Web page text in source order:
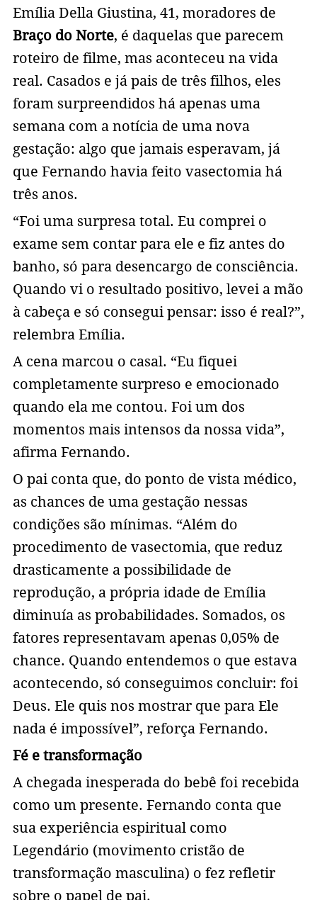
Emília Della Giustina, 41, moradores de
Braço do Norte, é daquelas que parecem
roteiro de filme, mas aconteceu na vida
real. Casados e já pais de três filhos, eles
foram surpreendidos há apenas uma
semana com a notícia de uma nova
gestação: algo que jamais esperavam, já
que Fernando havia feito vasectomia há
três anos.
“Foi uma surpresa total. Eu comprei o
exame sem contar para ele e fiz antes do
banho, só para desencargo de consciência.
Quando vi o resultado positivo, levei a mão
à cabeça e só consegui pensar: isso é real?”,
relembra Emília.
A cena marcou o casal. “Eu fiquei
completamente surpreso e emocionado
quando ela me contou. Foi um dos
momentos mais intensos da nossa vida”,
afirma Fernando.
O pai conta que, do ponto de vista médico,
as chances de uma gestação nessas
condições são mínimas. “Além do
procedimento de vasectomia, que reduz
drasticamente a possibilidade de
reprodução, a própria idade de Emília
diminuía as probabilidades. Somados, os
fatores representavam apenas 0,05% de
chance. Quando entendemos o que estava
acontecendo, só conseguimos concluir: foi
Deus. Ele quis nos mostrar que para Ele
nada é impossível”, reforça Fernando.
Fé e transformação
A chegada inesperada do bebê foi recebida
como um presente. Fernando conta que
sua experiência espiritual como
Legendário (movimento cristão de
transformação masculina) o fez refletir
sobre o papel de pai.